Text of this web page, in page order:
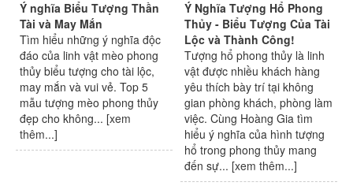
Ý nghĩa Biểu Tượng Thần
Tài và May Mắn
Tìm hiểu những ý nghĩa độc
đáo của linh vật mèo phong
thủy biểu tượng cho tài lộc,
may mắn và vui vẻ. Top 5
mẫu tượng mèo phong thủy
đẹp cho không... [xem
thêm...]
Ý Nghĩa Tượng Hổ Phong
Thủy - Biểu Tượng Của Tài
Lộc và Thành Công!
Tượng hổ phong thủy là linh
vật được nhiều khách hàng
yêu thích bày trí tại không
gian phòng khách, phòng làm
việc. Cùng Hoàng Gia tìm
hiểu ý nghĩa của hình tượng
hổ trong phong thủy mang
đến sự... [xem thêm...]